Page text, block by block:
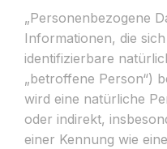
„Personenbezogene
Informationen, die
identifizierbare
„betroffene Person“)
wird eine natürliche
oder indirekt,
einer Kennung wie